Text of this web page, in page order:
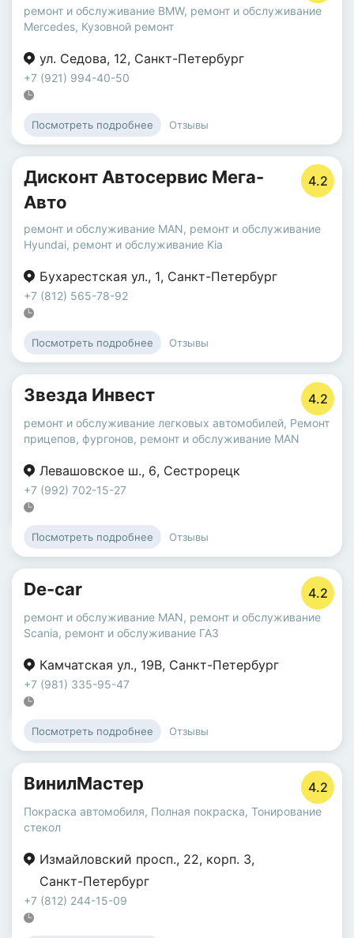
ремонт и обслуживание BMW, ремонт и обслуживание
Mercedes, Кузовной ремонт
ул. Седова, 12, Санкт-Петербург
+7 (921) 994-40-50
Посмотреть подробнее Отзывы
Дисконт Автосервис Мега-
Авто
4.2
ремонт и обслуживание MAN, ремонт и обслуживание
Hyundai, ремонт и обслуживание Kia
Бухарестская ул., 1, Санкт-Петербург
+7 (812) 565-78-92
Посмотреть подробнее Отзывы
Звезда Инвест 4.2
ремонт и обслуживание легковых автомобилей, Ремонт
прицепов, фургонов, ремонт и обслуживание MAN
Левашовское ш., 6, Сестрорецк
+7 (992) 702-15-27
Посмотреть подробнее Отзывы
De-car 4.2
ремонт и обслуживание MAN, ремонт и обслуживание
Scania, ремонт и обслуживание ГАЗ
Камчатская ул., 19В, Санкт-Петербург
+7 (981) 335-95-47
Посмотреть подробнее Отзывы
ВинилМастер 4.2
Покраска автомобиля, Полная покраска, Тонирование
стекол
Измайловский просп., 22, корп. 3,
Санкт-Петербург
+7 (812) 244-15-09